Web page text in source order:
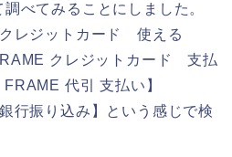
べてみることにしました。
レジットカード 使える
クレジットカード 支払
代引 支払い】
行振り込み】という感じで検